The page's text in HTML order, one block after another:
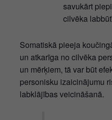
savukārt
cilvēka
Somatiskā pieeja
un atkarīga no cilvēka
un mērķiem, tā var būt
personisku izaicinājumu
labklājības veicināšanā.